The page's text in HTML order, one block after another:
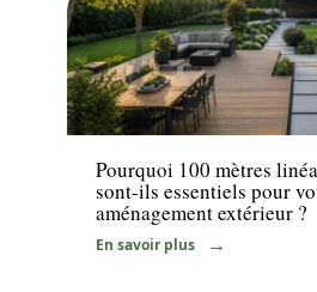
Jardin
Pourquoi 100 mètres
sont-ils essentiels pour
aménagement extérieur ?
En savoir plus